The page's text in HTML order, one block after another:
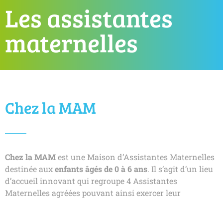
Les assistantes
maternelles
Chez la MAM
Chez la MAMest une Maison d’Assistantes Maternelles
destinée auxenfants âgés de 0 à 6 ans. Il s’agit d’un lieu
d’accueil innovant qui regroupe 4 Assistantes
Maternelles agréées pouvant ainsi exercer leur